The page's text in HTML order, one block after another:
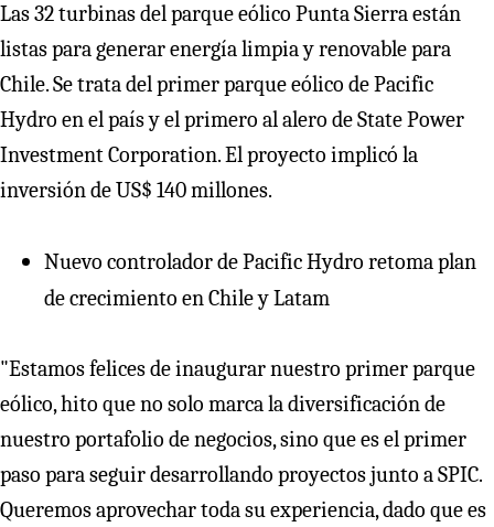
Las 32 turbinas del parque eólico Punta Sierra están
listas para generar energía limpia y renovable para
Chile. Se trata del primer parque eólico de Pacific
Hydro en el país y el primero al alero de State Power
Investment Corporation. El proyecto implicó la
inversión de US$ 140 millones.
Nuevo controlador de Pacific Hydro retoma plan
de crecimiento en Chile y Latam
"Estamos felices de inaugurar nuestro primer parque
eólico, hito que no solo marca la diversificación de
nuestro portafolio de negocios, sino que es el primer
paso para seguir desarrollando proyectos junto a SPIC.
Queremos aprovechar toda su experiencia, dado que es